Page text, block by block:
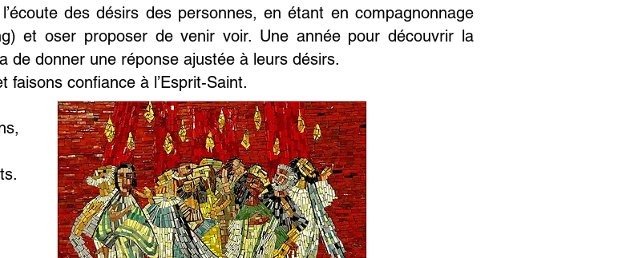
des désirs des personnes, en étant en compagnonnage
et oser proposer de venir voir. Une année pour découvrir la
de donner une réponse ajustée à leurs désirs.
confiance à l’Esprit-Saint.